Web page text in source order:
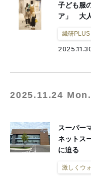
子ども服
ア」 大
繊研PLUS
2025.11.24 Mon.
スーパー
ネットス
に迫る
激しくウ